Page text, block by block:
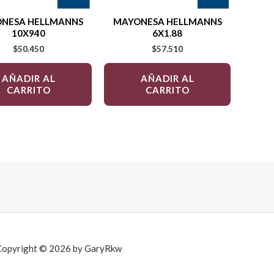
HELLMANNS
10X940
$50.450
AÑADIR AL
CARRITO
MAYONESA HELLMANNS
6X1.88
$57.510
AÑADIR AL
CARRITO
© 2026 by GaryRkw